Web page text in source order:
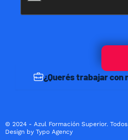
¿Querés trabajar con
© 2024 - Azul Formación Superior.
Design by Typo Agency